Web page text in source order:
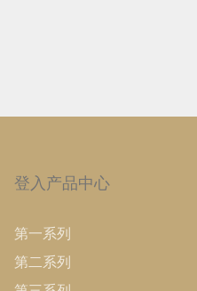
登入产品中心
第一系列
第二系列